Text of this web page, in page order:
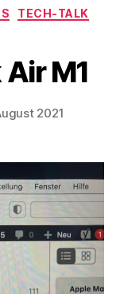
TECH-TALK
M1
2021